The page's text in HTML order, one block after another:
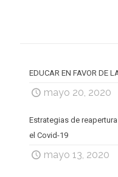
EDUCAR EN FAVOR DE
mayo 20, 2020
Estrategias de
el Covid-19
mayo 13, 2020